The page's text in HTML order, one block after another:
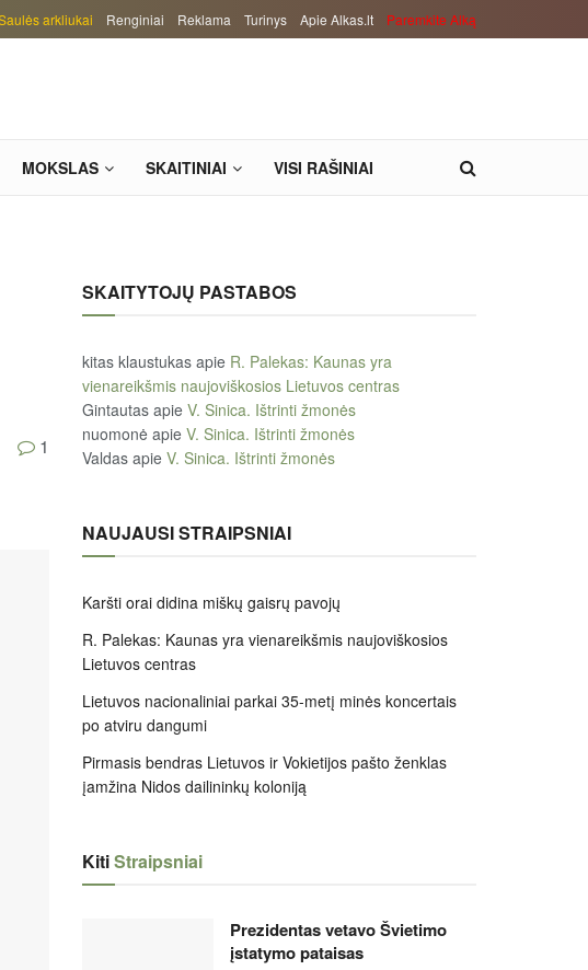
arkliukai Renginiai Reklama Turinys Apie Alkas.lt Paremkite Alką
MOKSLAS SKAITINIAI VISI RAŠINIAI
1
SKAITYTOJŲ PASTABOS
kitas klaustukas apie R. Palekas: Kaunas yra
vienareikšmis naujoviškosios Lietuvos centras
Gintautas apie V. Sinica. Ištrinti žmonės
nuomonė apie V. Sinica. Ištrinti žmonės
Valdas apie V. Sinica. Ištrinti žmonės
NAUJAUSI STRAIPSNIAI
Karšti orai didina miškų gaisrų pavojų
R. Palekas: Kaunas yra vienareikšmis naujoviškosios
Lietuvos centras
Lietuvos nacionaliniai parkai 35-metį minės koncertais
po atviru dangumi
Pirmasis bendras Lietuvos ir Vokietijos pašto ženklas
įamžina Nidos dailininkų koloniją
KitiStraipsniai
Prezidentas vetavo Švietimo
įstatymo pataisas